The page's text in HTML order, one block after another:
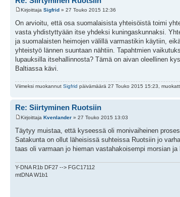
Kirjoittaja Sigfrid » 27 Touko 2015 12:36
On arvioitu, että osa suomalaisista yhteisöistä toimi
vasta yhdistyttyään itse yhdeksi kuningaskunnaksi.
ja suomalaisten heimojen välillä varmastikin käytiin,
yhteistyö lännen suuntaan nähtiin. Tapahtmien
lupauksilla itsehallinnosta? Tämä on aivan oleellinen
Baltiassa kävi.
Viimeksi muokannut Sigfrid päivämäärä 27 Touko 2015 15:23,
Re: Siirtyminen Ruotsiin
Kirjoittaja Kvenlander » 27 Touko 2015 13:03
Täytyy muistaa, että kyseessä oli monivaiheinen
Satakunta on ollut läheisissä suhteissa Ruotsiin jo
taas oli varmaan jo hieman vastahakoisempi morsian
Y-DNA R1b DF27 --> FGC17112
mtDNA W1b1